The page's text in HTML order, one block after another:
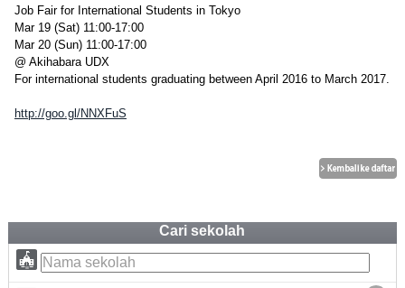
Job Fair for International Students in Tokyo
Mar 19 (Sat) 11:00-17:00
Mar 20 (Sun) 11:00-17:00
@ Akihabara UDX
For international students graduating between April 2016 to March 2017.
http://goo.gl/NNXFuS
Cari sekolah